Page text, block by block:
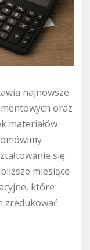
najnowsze
oraz
materiałów
się
miesiące
które
zredukować